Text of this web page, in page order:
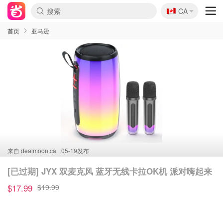
🇨🇦
CA
首页 亚马逊
来自 dealmoon.ca 05-19发布
[已过期] JYX 双麦克风 蓝牙无线卡拉OK机 派对嗨起来
$17.99 $19.99